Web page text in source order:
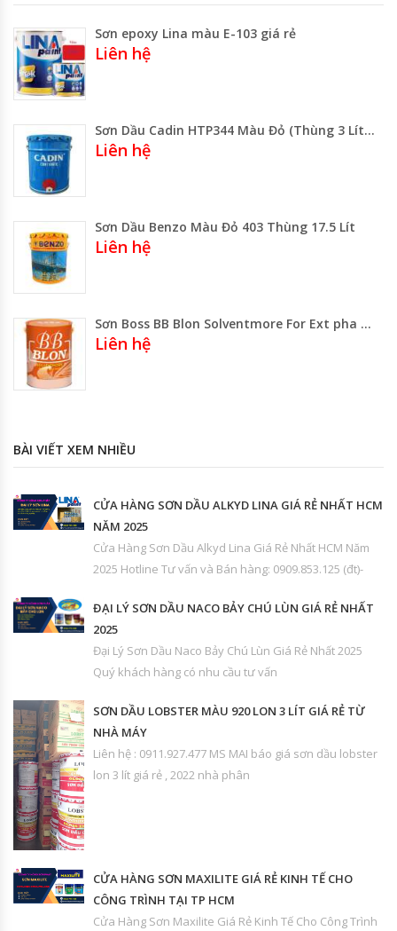
Sơn epoxy Lina màu E-103 giá rẻ
Liên hệ
Sơn Dầu Cadin HTP344 Màu Đỏ (Thùng 3 Lít Thùng 17.75 Lít)
Liên hệ
Sơn Dầu Benzo Màu Đỏ 403 Thùng 17.5 Lít
Liên hệ
Sơn Boss BB Blon Solventmore For Ext pha màu
Liên hệ
BÀI VIẾT XEM NHIỀU
CỬA HÀNG SƠN DẦU ALKYD LINA GIÁ RẺ NHẤT HCM
NĂM 2025
Cửa Hàng Sơn Dầu Alkyd Lina Giá Rẻ Nhất HCM Năm
2025 Hotline Tư vấn và Bán hàng: 0909.853.125 (đt)-
ĐẠI LÝ SƠN DẦU NACO BẢY CHÚ LÙN GIÁ RẺ NHẤT
2025
Đại Lý Sơn Dầu Naco Bảy Chú Lùn Giá Rẻ Nhất 2025
Quý khách hàng có nhu cầu tư vấn
SƠN DẦU LOBSTER MÀU 920 LON 3 LÍT GIÁ RẺ TỪ
NHÀ MÁY
Liên hệ : 0911.927.477 MS MAI báo giá sơn dầu lobster
lon 3 lít giá rẻ , 2022 nhà phân
CỬA HÀNG SƠN MAXILITE GIÁ RẺ KINH TẾ CHO
CÔNG TRÌNH TẠI TP HCM
Cửa Hàng Sơn Maxilite Giá Rẻ Kinh Tế Cho Công Trình